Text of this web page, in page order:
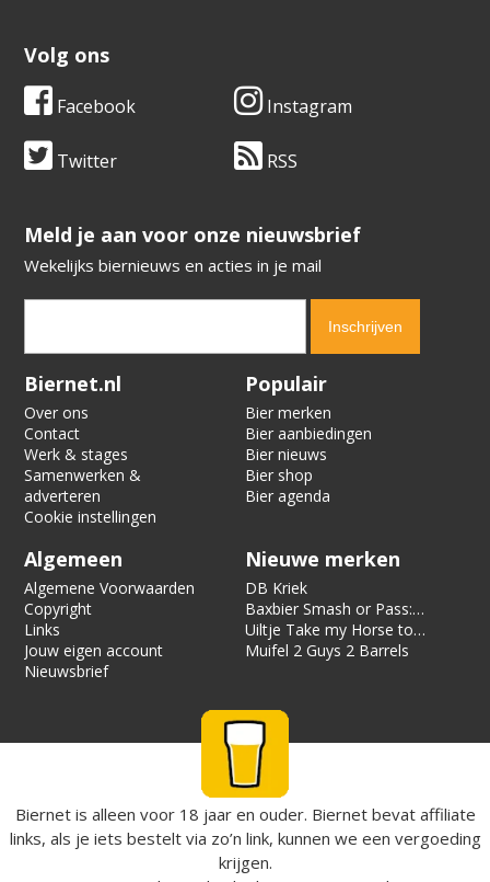
Volg ons
Facebook Instagram
Twitter RSS
​​​​​​​Meld je aan voor onze nieuwsbrief
Wekelijks biernieuws en acties in je mail
Verification code:
Biernet.nl
Over ons
Contact
Werk & stages
Samenwerken &
adverteren
Cookie instellingen
Populair
Bier merken
Bier aanbiedingen
Bier nieuws
Bier shop
Bier agenda
Algemeen
Algemene Voorwaarden
Copyright
Links
Jouw eigen account
Nieuwsbrief
Nieuwe merken
DB Kriek
Baxbier Smash or Pass:
Strata
Uiltje Take my Horse to
the Hotel Room
Muifel 2 Guys 2 Barrels
Biernet is alleen voor 18 jaar en ouder. Biernet bevat affiliate
links, als je iets bestelt via zo’n link, kunnen we een vergoeding
krijgen.